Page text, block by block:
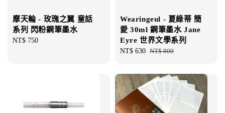
摩天輪 - 玫瑰之翼 童話
系列 閃粉鋼筆墨水
Regular
NT$ 750
Wearingeul - 夏綠蒂 簡
愛 30ml 鋼筆墨水 Jane
Eyre 世界文學系列
Sale
NT$ 630 Regular
NT$ 800